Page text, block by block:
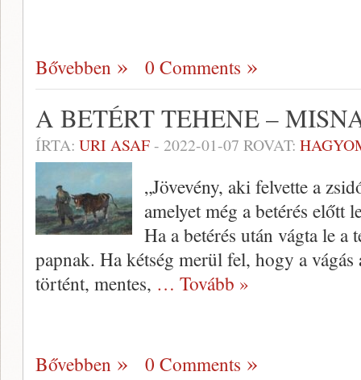
Bővebben 0 Comments
A BETÉRT TEHENE –
ÍRTA: URI ASAF- 2022-01-07 ROVAT:
„Jövevény, aki felvette a
amelyet még a betérés előtt
Ha a betérés után vágta le a
papnak. Ha kétség merül fel, hogy a vágás
történt, mentes, … Tovább »
Bővebben 0 Comments